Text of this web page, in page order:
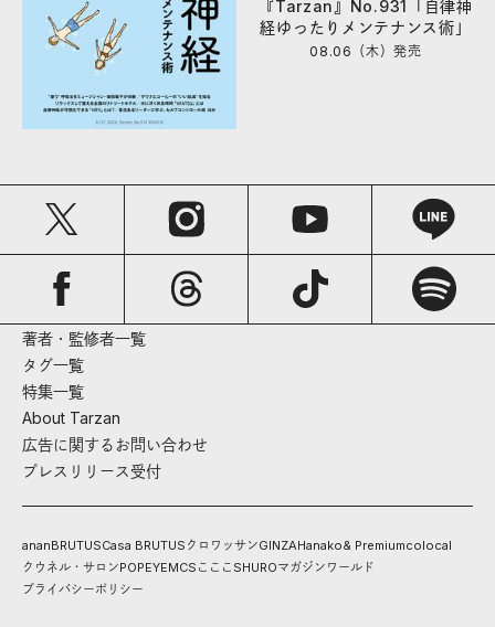
『Tarzan』No.931「自律神
経ゆったりメンテナンス術」
08.06（木）発売
著者・監修者一覧
タグ一覧
特集一覧
About Tarzan
広告に関するお問い合わせ
プレスリリース受付
ananBRUTUSCasa BRUTUS クロワッサンGINZAHanako& Premiumcolocal
クウネル・サロンPOPEYEMCS こここ SHUROマガジンワールド
プライバシーポリシー